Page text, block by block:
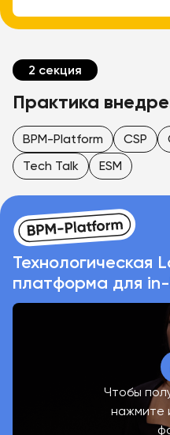
2 секция
Практика
BPM-Platform CSP
Tech Talk
ESM
Технологическая
платформа для
Чтобы
нажмите